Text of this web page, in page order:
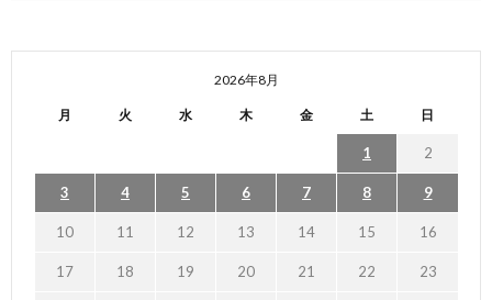
2026年8月
月 火 水 木 金 土 日
1 2
3 4 5 6 7 8 9
10 11 12 13 14 15 16
17 18 19 20 21 22 23